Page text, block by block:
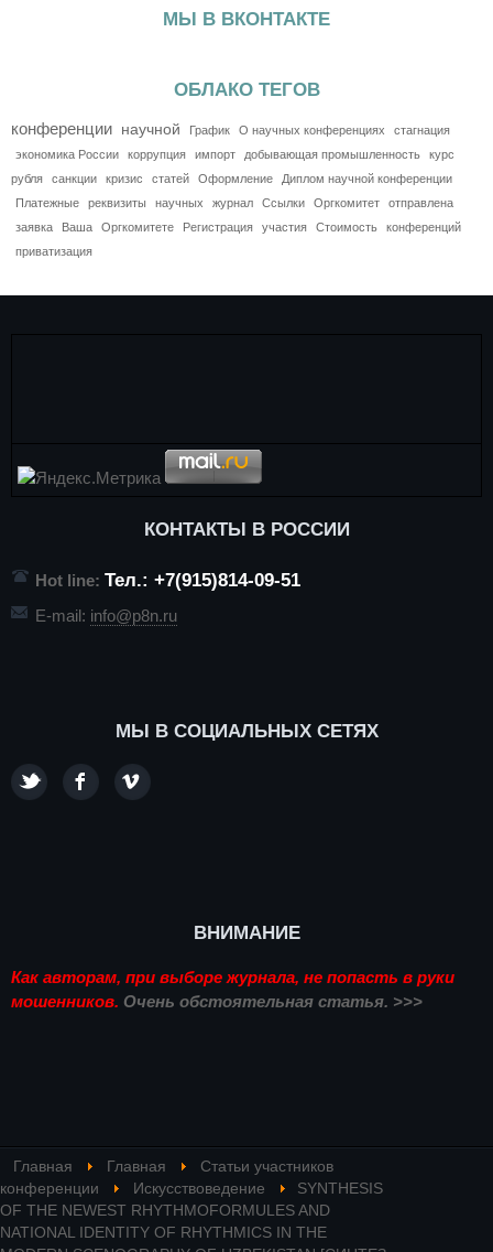
МЫ В ВКОНТАКТЕ
ОБЛАКО ТЕГОВ
конференции научной График О научных конференциях
стагнация
экономика России
коррупция импорт добывающая промышленность
курс
рубля
санкции кризис статей Оформление
Диплом научной конференции
Платежные
реквизиты научных журнал Ссылки Оргкомитет
отправлена
заявка
Ваша Оргкомитете Регистрация участия Стоимость
конференций
приватизация
КОНТАКТЫ В РОССИИ
Hot line: Тел.: +7(915)814-09-51
E-mail: info@p8n.ru
МЫ В СОЦИАЛЬНЫХ СЕТЯХ
ВНИМАНИЕ
Как авторам, при выборе журнала, не попасть в руки
мошенников. Очень обстоятельная статья. >>>
Главная Главная
Статьи участников
конференции
Искусствоведение
SYNTHESIS
OF THE NEWEST RHYTHMOFORMULES AND
NATIONAL IDENTITY OF RHYTHMICS IN THE